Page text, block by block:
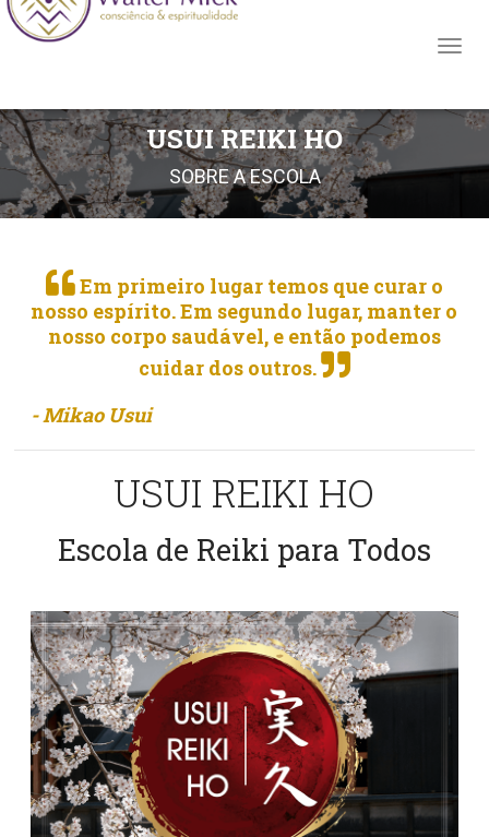
USUI REIKI HO
SOBRE A ESCOLA
Em primeiro lugar temos que curar o
nosso espírito. Em segundo lugar, manter o
nosso corpo saudável, e então podemos
cuidar dos outros.
- Mikao Usui
USUI REIKI HO
Escola de Reiki para Todos